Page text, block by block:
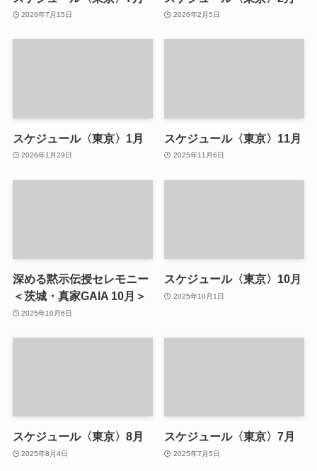
2026年7月15日 2026年2月5日
スケジュール〈東京〉1月
2026年1月29日
スケジュール〈東京〉11月
2025年11月6日
深める黙示伝授セレモニー
＜茨城・真家GAIA 10月＞
2025年10月6日
スケジュール〈東京〉10月
2025年10月1日
スケジュール〈東京〉8月
2025年8月4日
スケジュール〈東京〉7月
2025年7月5日